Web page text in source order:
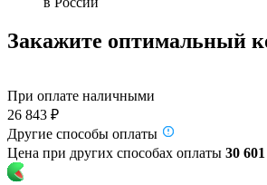
Закажите оптимальный
При оплате наличными
26 843 ₽
Другие способы оплаты
Цена при других способах оплаты 30